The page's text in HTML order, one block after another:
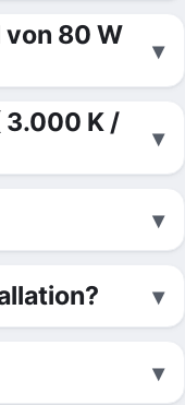
80 W
3.000 K /